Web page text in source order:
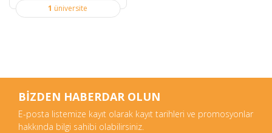
1 üniversite
BİZDEN HABERDAR OLUN
E-posta listemize kayıt olarak kayıt tarihleri ve promosyonlar
hakkında bilgi sahibi olabilirsiniz.